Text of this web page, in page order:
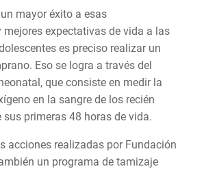
mayor éxito a esas
mejores expectativas de vida a las
es preciso realizar un
Eso se logra a través del
que consiste en medir la
en la sangre de los recién
primeras 48 horas de vida.
acciones realizadas por Fundación
un programa de tamizaje